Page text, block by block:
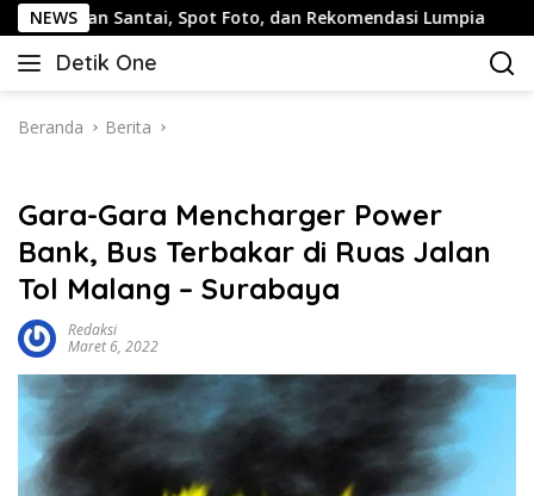
Langsung
ke
konten
NEWSSpot Foto, dan Rekomendasi Lumpia Panduan
Detik One
Tajam
Fakta
Beranda Berita
Gara-Gara Mencharger Power
Bank, Bus Terbakar di Ruas Jalan
Tol Malang – Surabaya
Redaksi
Maret 6, 2022